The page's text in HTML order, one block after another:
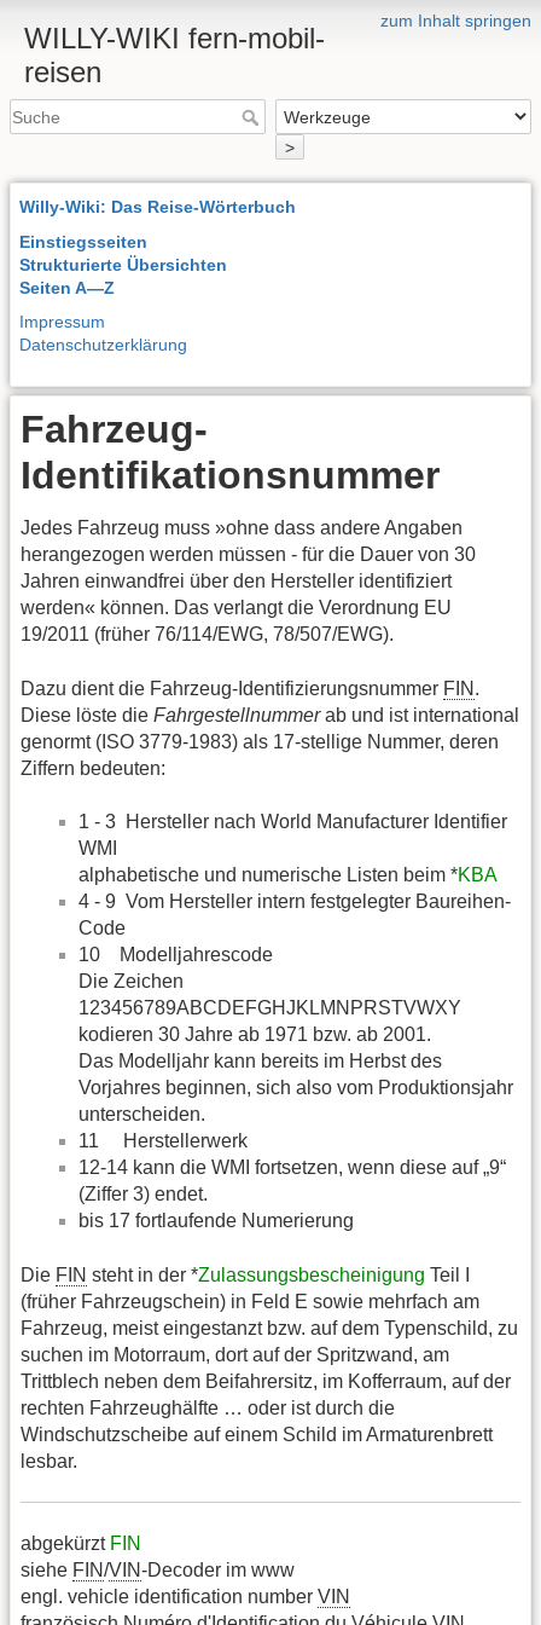
zum Inhalt springen
WILLY-WIKI fern-mobil-
reisen
>
Willy-Wiki: Das Reise-Wörterbuch
Einstiegsseiten
Strukturierte Übersichten
Seiten A—Z
Impressum
Datenschutzerklärung
Fahrzeug-
Identifikationsnummer
Jedes Fahrzeug muss »ohne dass andere Angaben
herangezogen werden müssen - für die Dauer von 30
Jahren einwandfrei über den Hersteller identifiziert
werden« können. Das verlangt die Verordnung EU
19/2011 (früher 76/114/EWG, 78/507/EWG).
Dazu dient die Fahrzeug-Identifizierungsnummer FIN .
Diese löste die Fahrgestellnummerab und ist international
genormt (ISO 3779-1983) als 17-stellige Nummer, deren
Ziffern bedeuten:
1 - 3 Hersteller nach World Manufacturer Identifier
WMI
alphabetische und numerische Listen beim *KBA
4 - 9 Vom Hersteller intern festgelegter Baureihen-
Code
10 Modelljahrescode
Die Zeichen
123456789ABCDEFGHJKLMNPRSTVWXY
kodieren 30 Jahre ab 1971 bzw. ab 2001.
Das Modelljahr kann bereits im Herbst des
Vorjahres beginnen, sich also vom Produktionsjahr
unterscheiden.
11 Herstellerwerk
12-14 kann die WMI fortsetzen, wenn diese auf „9“
(Ziffer 3) endet.
bis 17 fortlaufende Numerierung
Die FIN steht in der *Zulassungsbescheinigung Teil I
(früher Fahrzeugschein) in Feld E sowie mehrfach am
Fahrzeug, meist eingestanzt bzw. auf dem Typenschild, zu
suchen im Motorraum, dort auf der Spritzwand, am
Trittblech neben dem Beifahrersitz, im Kofferraum, auf der
rechten Fahrzeughälfte … oder ist durch die
Windschutzscheibe auf einem Schild im Armaturenbrett
lesbar.
abgekürzt FIN
siehe FIN/VIN-Decoder im www
engl. vehicle identification number VIN